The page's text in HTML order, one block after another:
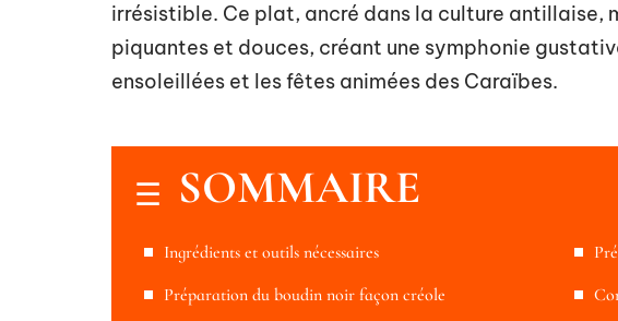
irrésistible. Ce plat, ancré dans la culture antillaise,
piquantes et douces, créant une symphonie
ensoleillées et les fêtes animées des Caraïbes.
SOMMAIRE
Ingrédients et outils nécessaires
Préparation du boudin noir façon créole